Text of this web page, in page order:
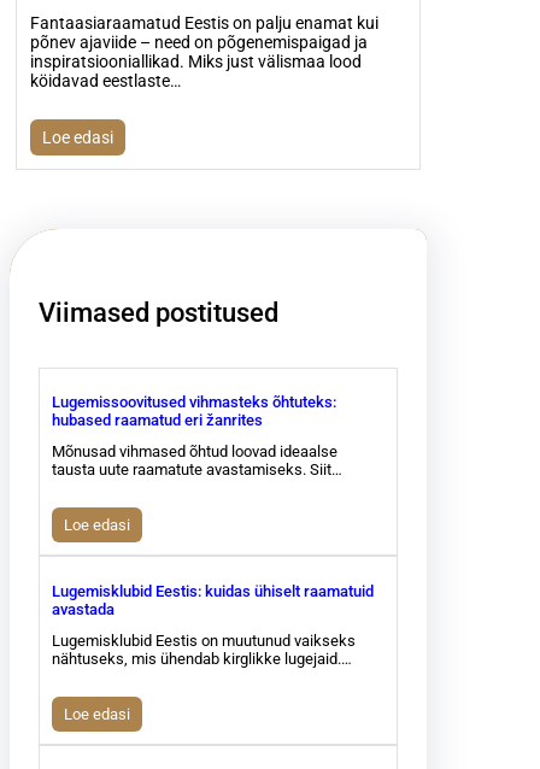
Fantaasiaraamatud Eestis on palju enamat kui
põnev ajaviide – need on põgenemispaigad ja
inspiratsiooniallikad. Miks just välismaa lood
köidavad eestlaste…
Loe edasi
Viimased postitused
Lugemissoovitused vihmasteks õhtuteks:
hubased raamatud eri žanrites
Mõnusad vihmased õhtud loovad ideaalse
tausta uute raamatute avastamiseks. Siit…
Loe edasi
Lugemisklubid Eestis: kuidas ühiselt raamatuid
avastada
Lugemisklubid Eestis on muutunud vaikseks
nähtuseks, mis ühendab kirglikke lugejaid.…
Loe edasi